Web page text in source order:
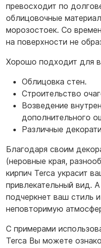
превосходит по
облицовочные
морозостоек. Со
на поверхности не
Хорошо подходит для
Облицовка стен.
Строительство
Возведение
дополнительного
Различные
Благодаря своим
(неровные края,
кирпич Terca украсит
привлекательный вид.
подчеркнет ваш стиль
неповторимую
С примерами
Terca Вы можете